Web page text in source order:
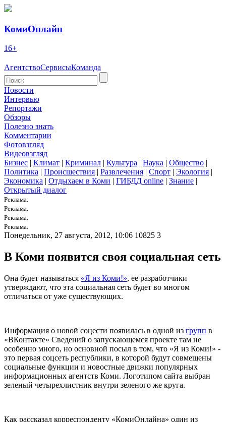
КомиОнлайн
16+
АгентствоСервисыКоманда
Новости
Интервью
Репортажи
Обзоры
Полезно знать
Комментарии
Фотовзгляд
Видеовзгляд
Бизнес | Климат | Криминал | Культура | Наука | Общество |
Политика | Происшествия | Развлечения | Спорт | Экология |
Экономика | Отдыхаем в Коми | ГИБДД online | Знание |
Открытый диалог
Реклама.
Реклама.
Реклама.
Реклама.
Понедельник, 27 августа, 2012, 10:06 10825 3
В Коми появится своя социальная сеть
Она будет называться «Я из Коми!», ее разработчики
утверждают, что эта социальная сеть будет во многом
отличаться от уже существующих.
Информация о новой соцести появилась в одной из групп в
«ВКонтакте» Сведений о запускающемся проекте там не
особенно много, но основной посыл в том, что «Я из Коми!» -
это первая соцсеть республики, в которой будут совмещены
социальные функции и новостные движки популярных
информационных агентств Коми. Логотипом сайта выбран
зеленый четырехлистник внутри зеленого же круга.
Как рассказал корреспонденту «КомиОнлайна» один из